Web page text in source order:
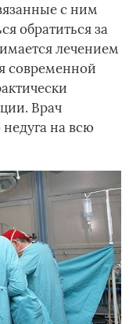
с ним
обратиться за
лечением
современной
Врач
на всю